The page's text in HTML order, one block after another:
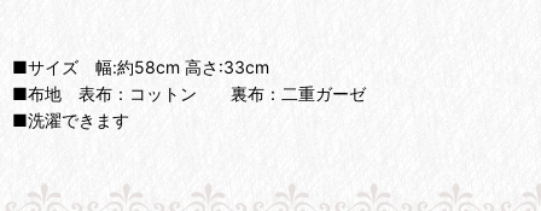
■サイズ 幅:約58cm 高さ:33cm
■布地 表布：コットン 裏布：二重ガーゼ
■洗濯できます